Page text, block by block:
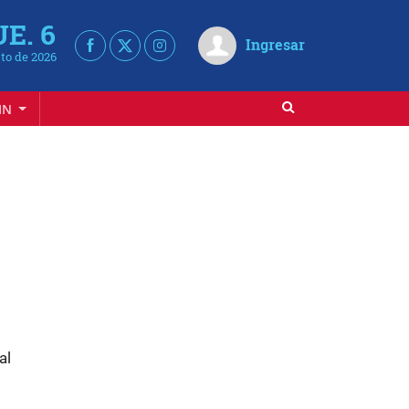
6
de 2026
Ingresar